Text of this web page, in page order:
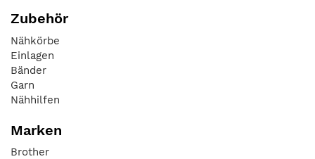
Zubehör
Nähkörbe
Einlagen
Bänder
Garn
Nähhilfen
Marken
Brother